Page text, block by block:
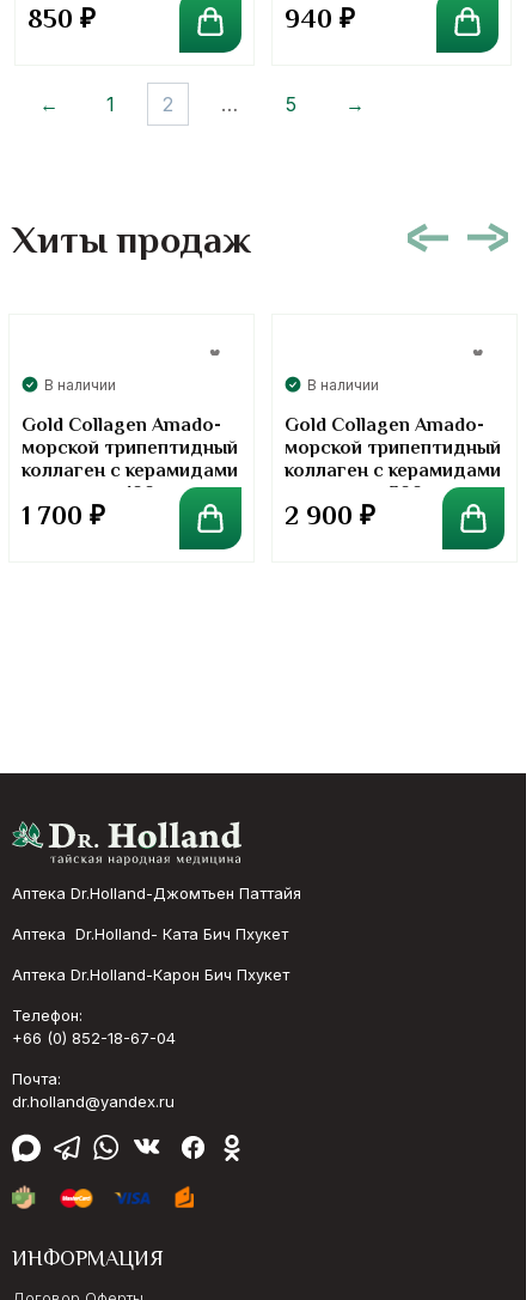
850 ₽ 940 ₽
← 1 2 … 5 →
Хиты продаж
В наличии
Gold Collagen Amado-
морской трипептидный
коллаген с керамидами
в порошке. 100 грамм
1 700 ₽
В наличии
Gold Collagen Amado-
морской трипептидный
коллаген с керамидами
в порошке. 300 грамм
2 900 ₽
Аптека Dr.Holland-Джомтьен Паттайя
Аптека Dr.Holland- Ката Бич Пхукет
Аптека Dr.Holland-Карон Бич Пхукет
Телефон:
+66 (0) 852-18-67-04
Почта:
dr.holland@yandex.ru
ИНФОРМАЦИЯ